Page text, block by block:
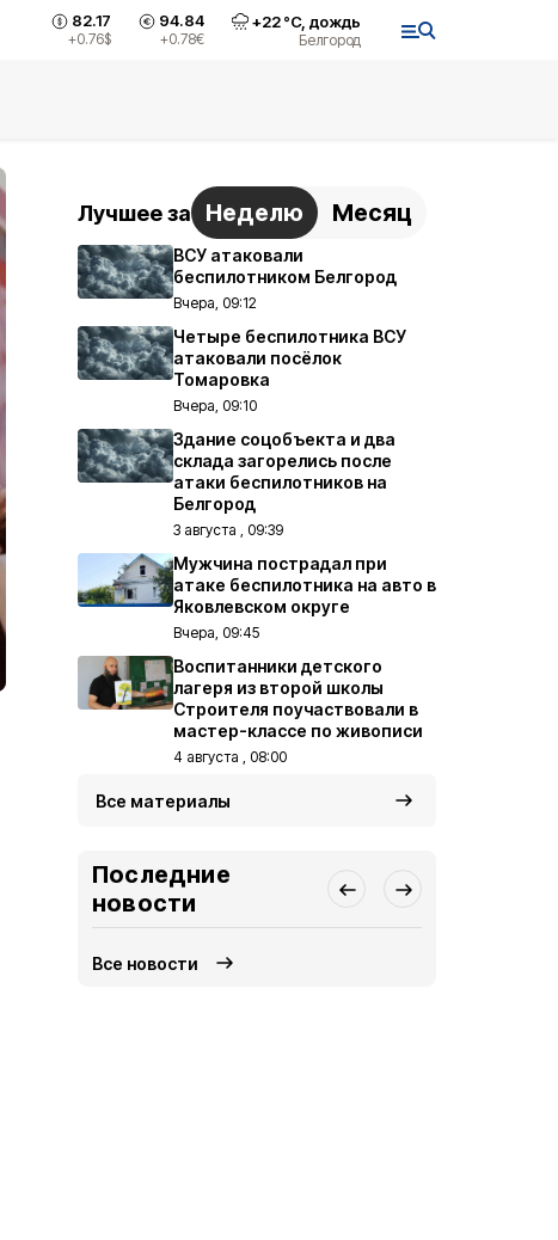
82.17
+0.76$
94.84
+0.78€
+22°С, дождь
Белгород
Лучшее за Неделю Месяц
ВСУ атаковали
беспилотником Белгород
Вчера, 09:12
Четыре беспилотника ВСУ
атаковали посёлок
Томаровка
Вчера, 09:10
Здание соцобъекта и два
склада загорелись после
атаки беспилотников на
Белгород
3 августа , 09:39
Мужчина пострадал при
атаке беспилотника на авто в
Яковлевском округе
Вчера, 09:45
Воспитанники детского
лагеря из второй школы
Строителя поучаствовали в
мастер-классе по живописи
4 августа , 08:00
Все материалы
Последние
новости
Все новости